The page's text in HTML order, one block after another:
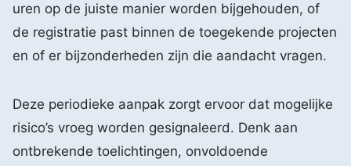
uren op de juiste manier worden bijgehouden, of
de registratie past binnen de toegekende projecten
en of er bijzonderheden zijn die aandacht vragen.
Deze periodieke aanpak zorgt ervoor dat mogelijke
risico’s vroeg worden gesignaleerd. Denk aan
ontbrekende toelichtingen, onvoldoende